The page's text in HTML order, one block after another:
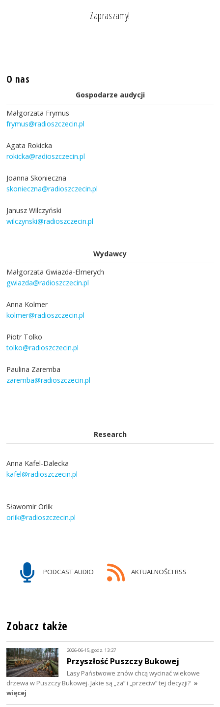
Zapraszamy!
O nas
Gospodarze audycji
Małgorzata Frymus
frymus@radioszczecin.pl
Agata Rokicka
rokicka@radioszczecin.pl
Joanna Skonieczna
skonieczna@radioszczecin.pl
Janusz Wilczyński
wilczynski@radioszczecin.pl
Wydawcy
Małgorzata Gwiazda-Elmerych
gwiazda@radioszczecin.pl
Anna Kolmer
kolmer@radioszczecin.pl
Piotr Tolko
tolko@radioszczecin.pl
Paulina Zaremba
zaremba@radioszczecin.pl
Research
Anna Kafel-Dalecka
kafel@radioszczecin.pl
Sławomir Orlik
orlik@radioszczecin.pl
PODCAST AUDIO AKTUALNOŚCI RSS
Zobacz także
2026-06-15, godz. 13:27
Przyszłość Puszczy Bukowej
Lasy Państwowe znów chcą wycinać wiekowe
drzewa w Puszczy Bukowej. Jakie są „za” i „przeciw” tej decyzji? »
więcej